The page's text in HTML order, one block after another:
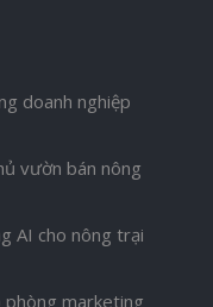
doanh nghiệp
vườn bán nông
AI cho nông trại
phòng marketing